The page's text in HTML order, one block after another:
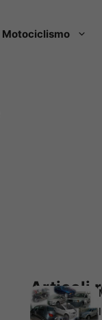
Motociclismo
Articoli